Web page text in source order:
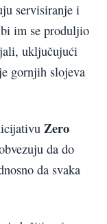
servisiranje i
im se produljio
uključujući
gornjih slojeva
Zero
da do
da svaka